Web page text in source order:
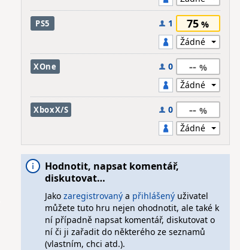
PS5 1 75
XOne 0 --
XboxX/S 0 --
Hodnotit, napsat komentář,
diskutovat…
Jako zaregistrovanýa přihlášenýuživatel
můžete tuto hru nejen ohodnotit, ale také k
ní případně napsat komentář, diskutovat o
ní či ji zařadit do některého ze seznamů
(vlastním, chci atd.).